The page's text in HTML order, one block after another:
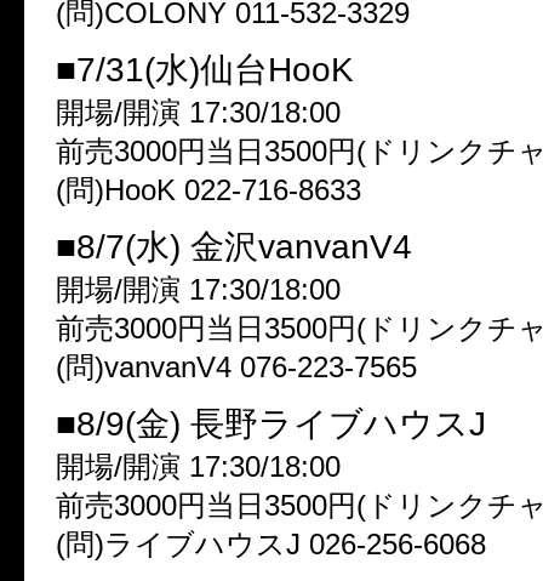
(問)COLONY 011-532-3329
■7/31(水)仙台HooK
開場/開演 17:30/18:00
前売3000円当日3500円(ドリンクチ
(問)HooK 022-716-8633
■8/7(水) 金沢vanvanV4
開場/開演 17:30/18:00
前売3000円当日3500円(ドリンクチ
(問)vanvanV4 076-223-7565
■8/9(金) 長野ライブハウスJ
開場/開演 17:30/18:00
前売3000円当日3500円(ドリンクチ
(問)ライブハウスJ 026-256-6068